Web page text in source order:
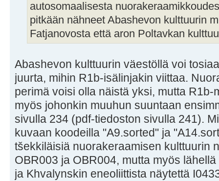
autosomaalisesta
pitkään nähneet Abashevon kulttuurin
Fatjanovosta että aron Poltavkan
Abashevon kulttuurin väestöllä voi
juurta, mihin R1b-isälinjakin viittaa.
perimä voisi olla näistä yksi, mutta R1b-
myös johonkin muuhun suuntaan
sivulla 234 (pdf-tiedoston sivulla 241).
kuvaan koodeilla "A9.sorted" ja
tšekkiläisiä nuorakeraamisen kulttuurin
OBR003 ja OBR004, mutta myös
ja Khvalynskin eneoliittista näytettä